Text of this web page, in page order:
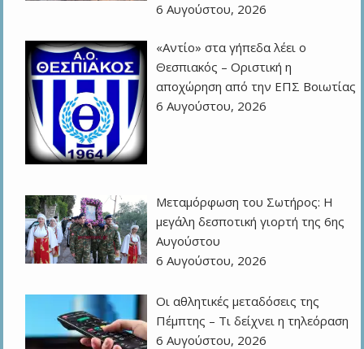
6 Αυγούστου, 2026
«Αντίο» στα γήπεδα λέει ο
Θεσπιακός – Οριστική η
αποχώρηση από την ΕΠΣ Βοιωτίας
6 Αυγούστου, 2026
Μεταμόρφωση του Σωτήρος: Η
μεγάλη δεσποτική γιορτή της 6ης
Αυγούστου
6 Αυγούστου, 2026
Οι αθλητικές μεταδόσεις της
Πέμπτης – Τι δείχνει η τηλεόραση
6 Αυγούστου, 2026